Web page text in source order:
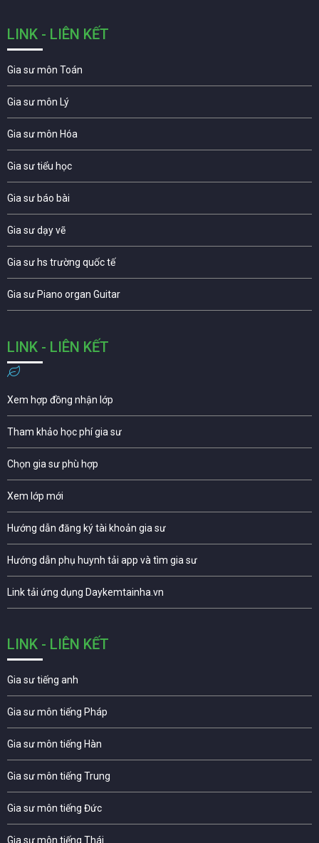
LINK - LIÊN KẾT
Gia sư môn Toán
Gia sư môn Lý
Gia sư môn Hóa
Gia sư tiểu học
Gia sư báo bài
Gia sư dạy vẽ
Gia sư hs trường quốc tế
Gia sư Piano organ Guitar
LINK - LIÊN KẾT
Xem hợp đồng nhận lớp
Tham khảo học phí gia sư
Chọn gia sư phù hợp
Xem lớp mới
Hướng dẫn đăng ký tài khoản gia sư
Hướng dẫn phụ huynh tải app và tìm gia sư
Link tải ứng dụng Daykemtainha.vn
LINK - LIÊN KẾT
Gia sư tiếng anh
Gia sư môn tiếng Pháp
Gia sư môn tiếng Hàn
Gia sư môn tiếng Trung
Gia sư môn tiếng Đức
Gia sư môn tiếng Thái